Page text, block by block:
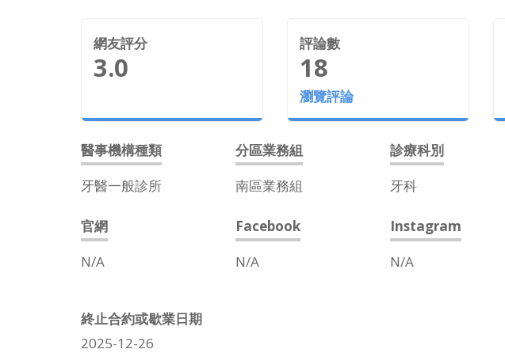
網友評分
3.0
評論數
18
瀏覽評論
醫事機構種類
牙醫一般診所
分區業務組
南區業務組
診療科別
牙科
官網
N/A
Facebook
N/A
Instagram
N/A
終止合約或歇業日期
2025-12-26